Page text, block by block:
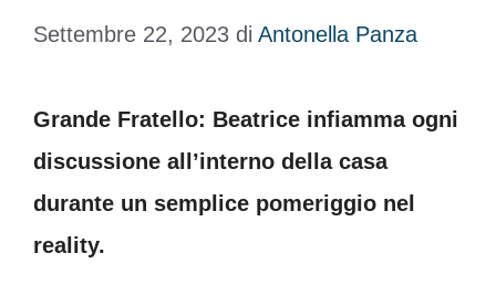
Settembre 22, 2023 di Antonella Panza
Grande Fratello: Beatrice infiamma ogni
discussione all’interno della casa
durante un semplice pomeriggio nel
reality.